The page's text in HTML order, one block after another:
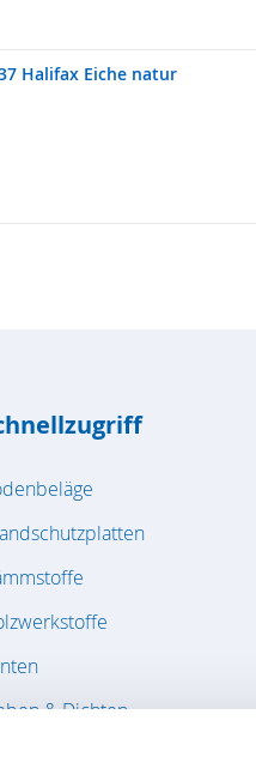
Halifax Eiche natur
& Dichten